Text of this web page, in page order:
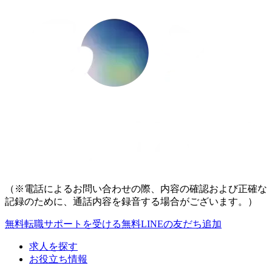
（※電話によるお問い合わせの際、内容の確認および正確な
記録のために、通話内容を録音する場合がございます。）
無料転職サポートを受ける無料LINEの友だち追加
求人を探す
お役立ち情報